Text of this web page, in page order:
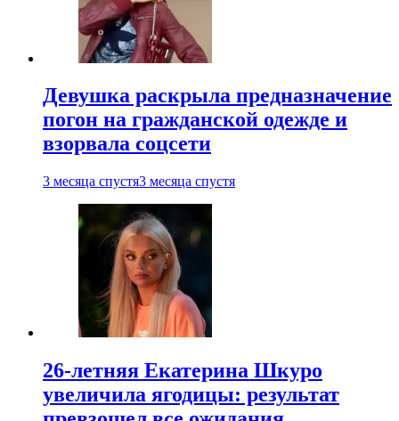
Девушка раскрыла предназначение
погон на гражданской одежде и
взорвала соцсети
3 месяца спустя3 месяца спустя
26-летняя Екатерина Шкуро
увеличила ягодицы: результат